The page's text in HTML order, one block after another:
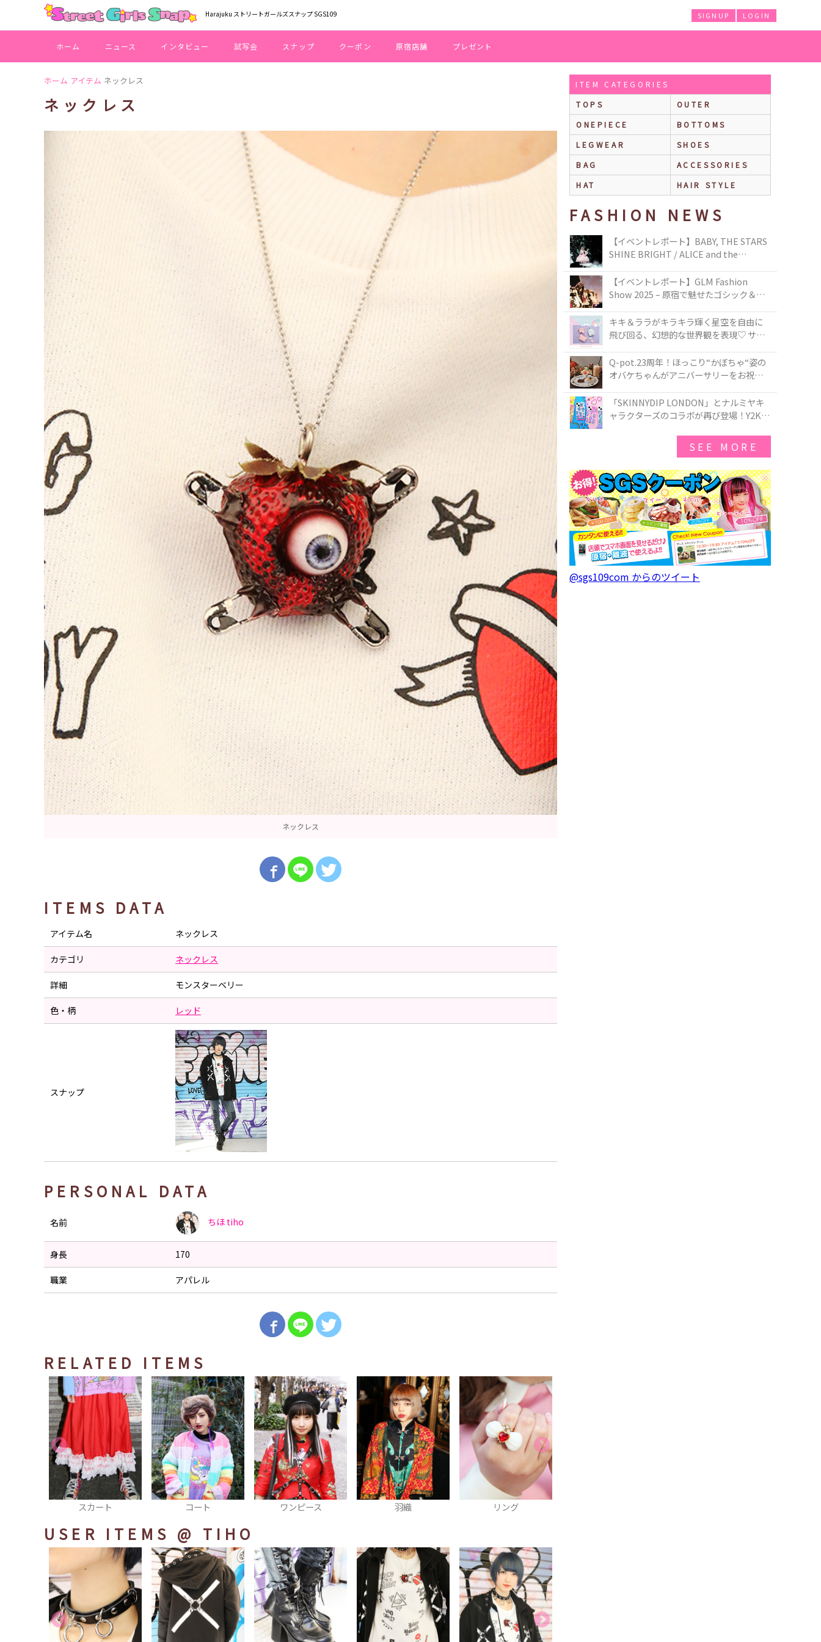
Harajuku ストリートガールズスナップ SGS109 LOGIN
SIGNUP
ホーム ニュース インタビュー 試写会 スナップ クーポン 原宿店舗 プレゼント
ホーム アイテム ネックレス
ネックレス
ネックレス
ITEMS DATA
アイテム名 ネックレス
カテゴリ ネックレス
詳細 モンスターベリー
色・柄 レッド
スナップ
PERSONAL DATA
名前 ちほ tiho
身長 170
職業 アパレル
RELATED ITEMS
コート ワンピース 羽織 リング ワンピース
USER ITEMS @ TIHO
ITEM CATEGORIES
TOPS
OUTER
ONEPIECE
BOTTOMS
LEGWEAR
SHOES
BAG
ACCESSORIES
HAT
HAIR STYLE
FASHION NEWS
【イベントレポート】BABY, THE STARS
SHINE BRIGHT / ALICE and the
TOKYO
【イベントレポート】GLM Fashion
Show 2025 – 原宿で魅せたゴシック＆ロ
キキ＆ララがキラキラ輝く星空を自由に
飛び回る、幻想的な世界観を表現♡ サマ
50周年アニバーサリーイヤー』を記念し
たコレクションが登場
Q-pot.23周年！ほっこり“かぼちゃ“姿の
オバケちゃんがアニバーサリーをお祝い
ー」が新発売！Q-pot CAFE.では「かぼち
ゃのオバケーキプレート」も登場
「SKINNYDIP LONDON」とナルミヤキ
ャラクターズのコラボが再び登場！Y2Kム
SEE MORE
@sgs109com からのツイート